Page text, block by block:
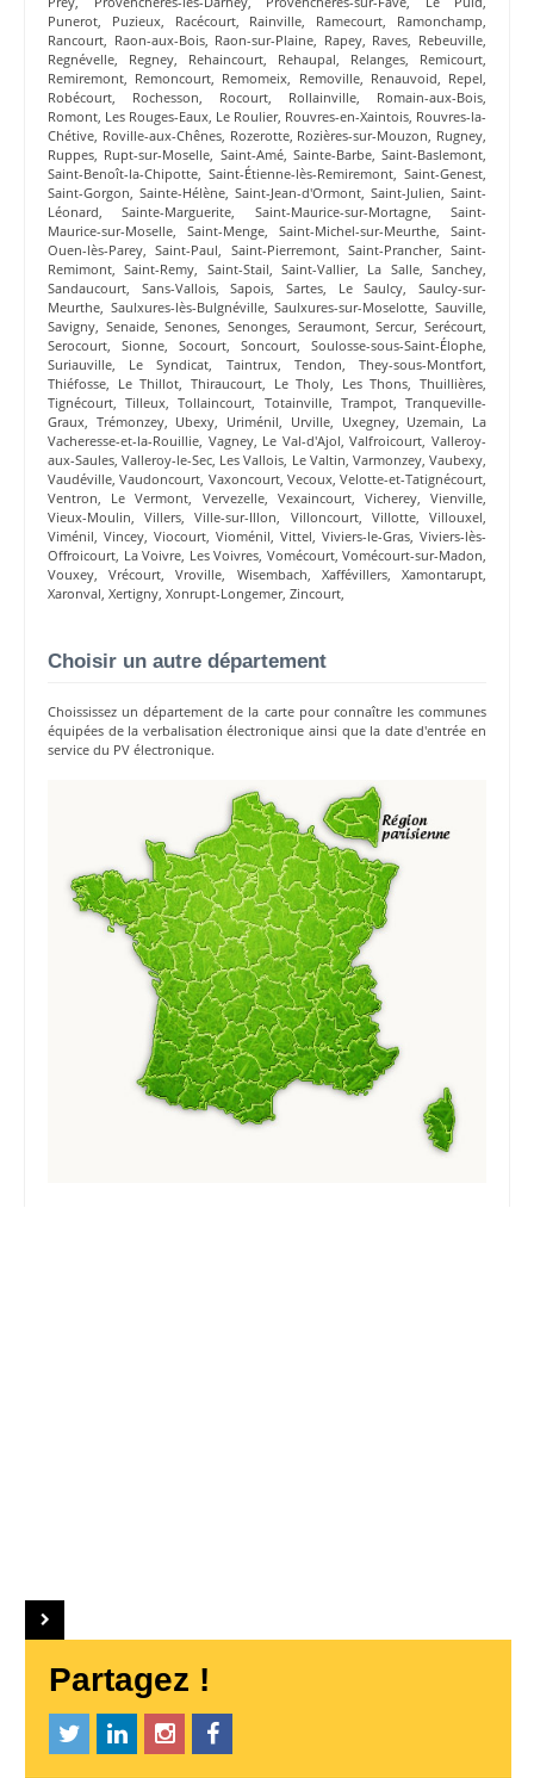
Punerot, Puzieux, Racécourt, Rainville, Ramecourt, Ramonchamp,
Rancourt, Raon-aux-Bois, Raon-sur-Plaine, Rapey, Raves, Rebeuville,
Regnévelle, Regney, Rehaincourt, Rehaupal, Relanges, Remicourt,
Remiremont, Remoncourt, Remomeix, Removille, Renauvoid, Repel,
Robécourt, Rochesson, Rocourt, Rollainville, Romain-aux-Bois,
Romont, Les Rouges-Eaux, Le Roulier, Rouvres-en-Xaintois, Rouvres-la-
Chétive, Roville-aux-Chênes, Rozerotte, Rozières-sur-Mouzon, Rugney,
Ruppes, Rupt-sur-Moselle, Saint-Amé, Sainte-Barbe, Saint-Baslemont,
Saint-Benoît-la-Chipotte, Saint-Étienne-lès-Remiremont, Saint-Genest,
Saint-Gorgon, Sainte-Hélène, Saint-Jean-d'Ormont, Saint-Julien, Saint-
Léonard,Sainte-Marguerite, Saint-Maurice-sur-Mortagne,Saint-
Maurice-sur-Moselle, Saint-Menge, Saint-Michel-sur-Meurthe, Saint-
Ouen-lès-Parey,Saint-Paul, Saint-Pierremont, Saint-Prancher, Saint-
Remimont,Saint-Remy, Saint-Stail,Saint-Vallier, La Salle,Sanchey,
Sandaucourt, Sans-Vallois,Sapois,Sartes, Le Saulcy,Saulcy-sur-
Meurthe, Saulxures-lès-Bulgnéville,Saulxures-sur-Moselotte,Sauville,
Savigny, Senaide,Senones,Senonges, Seraumont,Sercur,Serécourt,
Serocourt, Sionne, Socourt, Soncourt, Soulosse-sous-Saint-Élophe,
Suriauville, Le Syndicat, Taintrux, Tendon,They-sous-Montfort,
Thiéfosse, Le Thillot, Thiraucourt, Le Tholy, Les Thons, Thuillières,
Tignécourt,Tilleux,Tollaincourt, Totainville, Trampot,Tranqueville-
Graux, Trémonzey, Ubexy, Uriménil, Urville, Uxegney, Uzemain, La
Vacheresse-et-la-Rouillie, Vagney, Le Val-d'Ajol,Valfroicourt,Valleroy-
aux-Saules,Valleroy-le-Sec, Les Vallois, Le Valtin, Varmonzey,Vaubexy,
Vaudéville,Vaudoncourt, Vaxoncourt, Vecoux, Velotte-et-Tatignécourt,
Ventron, Le Vermont, Vervezelle, Vexaincourt, Vicherey,Vienville,
Vieux-Moulin,Villers,Ville-sur-Illon, Villoncourt, Villotte,Villouxel,
Viménil, Vincey, Viocourt, Vioménil, Vittel, Viviers-le-Gras, Viviers-lès-
Offroicourt, La Voivre, Les Voivres, Vomécourt, Vomécourt-sur-Madon,
Vouxey,Vrécourt,Vroville, Wisembach, Xaffévillers,Xamontarupt,
Xaronval, Xertigny, Xonrupt-Longemer, Zincourt,
Choisir un autre département
Choississez un département de la carte pour connaître les communes
équipées de la verbalisation électronique ainsi que la date d'entrée en
service du PV électronique.
Partagez !